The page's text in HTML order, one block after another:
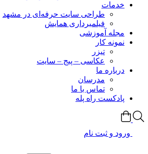
خدمات
طراحی سایت حرفه‌ای در مشهد
فیلمبرداری همایش
مجله آموزشی
نمونه کار
تیزر
عکاسی – پیج – سایت
درباره ما
مدرسان
تماس با ما
پادکست راه پله
ورود و ثبت نام